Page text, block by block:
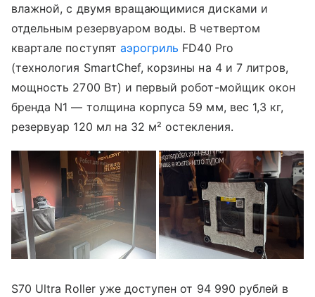
влажной, с двумя вращающимися дисками и
отдельным резервуаром воды. В четвертом
квартале поступят аэрогриль FD40 Pro
(технология SmartChef, корзины на 4 и 7 литров,
мощность 2700 Вт) и первый робот-мойщик окон
бренда N1 — толщина корпуса 59 мм, вес 1,3 кг,
резервуар 120 мл на 32 м² остекления.
S70 Ultra Roller уже доступен от 94 990 рублей в